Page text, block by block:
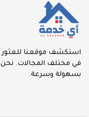
استكشف موقعنا للعثور
في مختلف المجالات. نحن
بسهولة وسرعة.